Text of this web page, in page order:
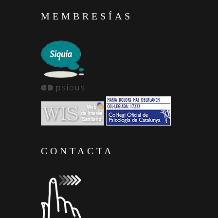
MEMBRESÍAS
CONTACTA